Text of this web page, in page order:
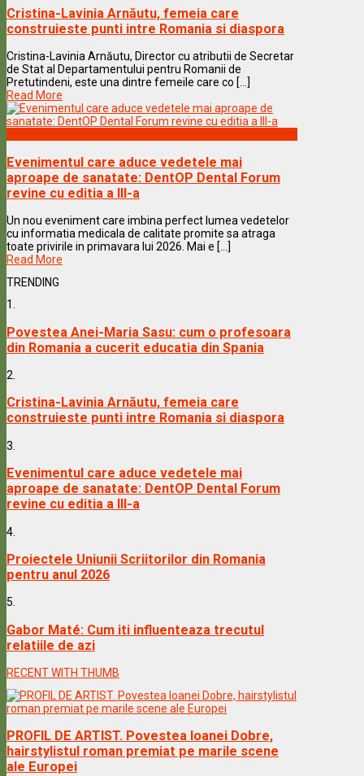
Cristina-Lavinia Arnăutu, femeia care
construieste punti intre Romania si diaspora
Cristina-Lavinia Arnăutu, Director cu atributii de Secretar
de Stat al Departamentului pentru Romanii de
Pretutindeni, este una dintre femeile care co [...]
Read More
Evenimentul care aduce vedetele mai
aproape de sanatate: DentOP Dental Forum
revine cu editia a III-a
Un nou eveniment care imbina perfect lumea vedetelor
cu informatia medicala de calitate promite sa atraga
toate privirile in primavara lui 2026. Mai e [...]
Read More
TRENDING
1.
Povestea Anei-Maria Sasu: cum o profesoara
din Romania a cucerit educatia din Spania
2.
Cristina-Lavinia Arnăutu, femeia care
construieste punti intre Romania si diaspora
3.
Evenimentul care aduce vedetele mai
aproape de sanatate: DentOP Dental Forum
revine cu editia a III-a
4.
Proiectele Uniunii Scriitorilor din Romania
pentru anul 2026
5.
Gabor Maté: Cum iti influenteaza trecutul
relatiile de azi
RECENT WITH THUMB
PROFIL DE ARTIST. Povestea Ioanei Dobre,
hairstylistul roman premiat pe marile scene
ale Europei